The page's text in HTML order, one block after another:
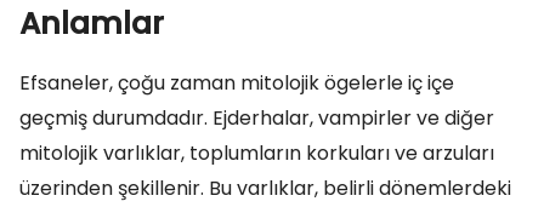
Anlamlar
Efsaneler, çoğu zaman mitolojik ögelerle iç içe
geçmiş durumdadır. Ejderhalar, vampirler ve diğer
mitolojik varlıklar, toplumların korkuları ve arzuları
üzerinden şekillenir. Bu varlıklar, belirli dönemlerdeki